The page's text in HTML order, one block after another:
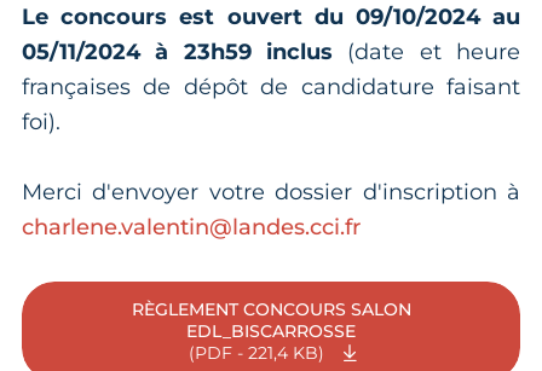
Le concours est ouvert du 09/10/2024 au
05/11/2024 à 23h59 inclus (date et heure
françaises de dépôt de candidature faisant
foi).
Merci d'envoyer votre dossier d'inscription à
charlene.valentin@landes.cci.fr
RÈGLEMENT CONCOURS SALON
EDL_BISCARROSSE
(PDF - 221,4 KB)